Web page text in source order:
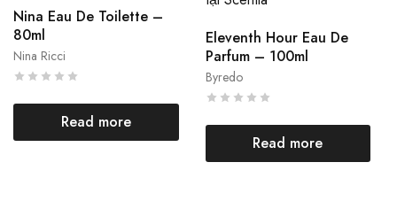
Nina Ricci
Nina Eau De Toilette –
80ml
Read more
Byredo
Eleventh Hour Eau De
Parfum – 100ml
Read more